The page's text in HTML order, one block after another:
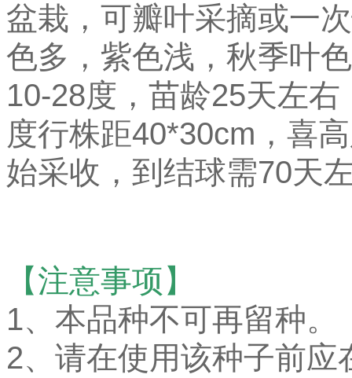
盆栽，可瓣叶采摘或一
色多，紫色浅，秋季叶
10-28度，苗龄25天左
度行株距40*30cm，喜
始采收，到结球需70天
【注意事项】
1、本品种不可再留种。
2、请在使用该种子前